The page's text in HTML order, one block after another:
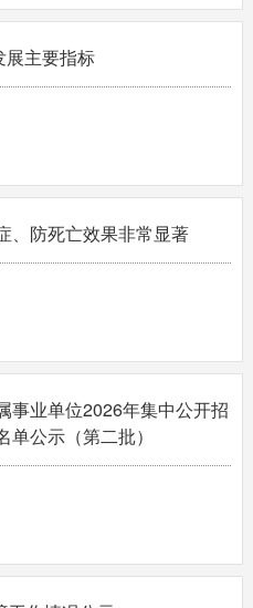
展主要指标
、防死亡效果非常显著
事业单位2026年集中公开招
公示（第二批）